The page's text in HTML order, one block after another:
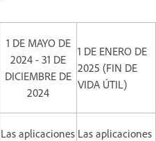
1 DE MAYO DE
2024 - 31 DE
DICIEMBRE DE
2024
1 DE ENERO DE
2025 (FIN DE
VIDA ÚTIL)
Las aplicaciones Las aplicaciones